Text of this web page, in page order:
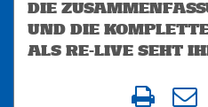
DIE
UND DIE
ALS RE-LIVE SEHT